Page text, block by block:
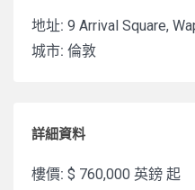
地址: 9 Arrival Square,
城市: 倫敦
詳細資料
樓價: $ 760,000 英鎊 起